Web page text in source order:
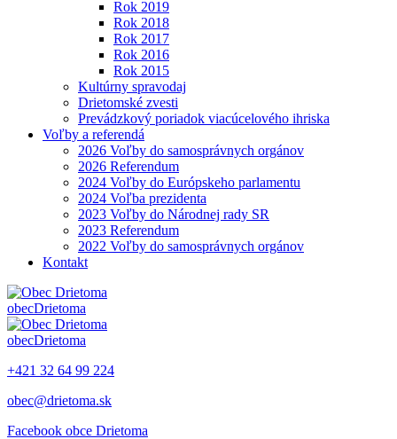
Rok 2019
Rok 2018
Rok 2017
Rok 2016
Rok 2015
Kultúrny spravodaj
Drietomské zvesti
Prevádzkový poriadok viacúcelového ihriska
Voľby a referendá
2026 Voľby do samosprávnych orgánov
2026 Referendum
2024 Voľby do Európskeho parlamentu
2024 Voľba prezidenta
2023 Voľby do Národnej rady SR
2023 Referendum
2022 Voľby do samosprávnych orgánov
Kontakt
obecDrietoma
obecDrietoma
+421 32 64 99 224
obec@drietoma.sk
Facebook obce Drietoma